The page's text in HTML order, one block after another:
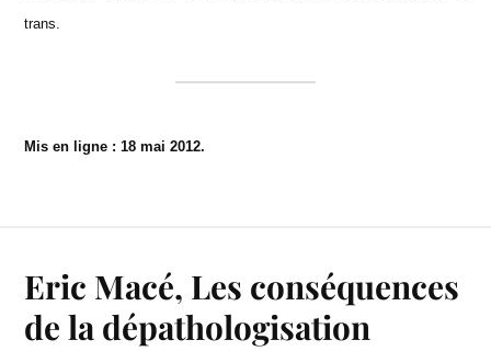
trans.
Mis en ligne : 18 mai 2012.
Eric Macé, Les conséquences
de la dépathologisation